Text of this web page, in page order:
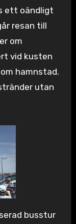
ett oändligt
resan till
om
vid kusten
hamnstad.
utan
busstur